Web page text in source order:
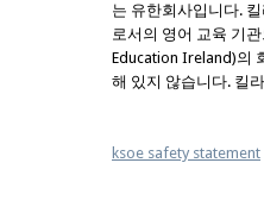
는 유한회사입니다.
로서의 영어 교육 기
Education Ireland)의
해 있지 않습니다. 킬
ksoe safety statement